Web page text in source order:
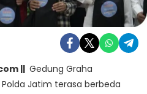
|| Gedung Graha
Jatim terasa berbeda